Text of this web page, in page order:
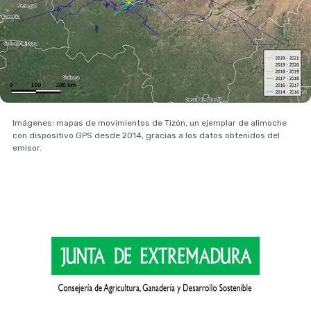
Imágenes: mapas de movimientos de Tizón, un ejemplar de alimoche
con dispositivo GPS desde 2014, gracias a los datos obtenidos del
emisor.